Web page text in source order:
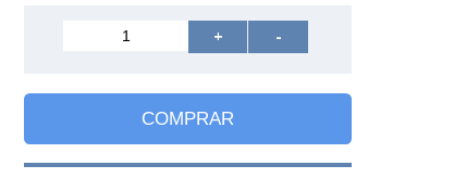
+ -
COMPRAR